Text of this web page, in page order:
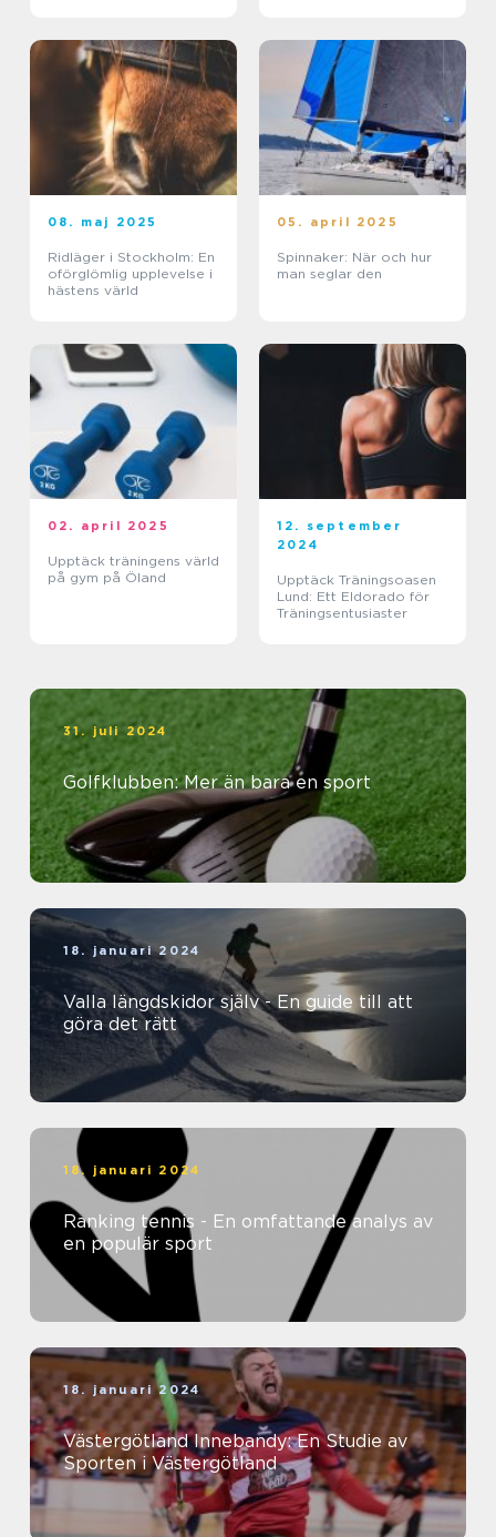
08. maj 2025
Ridläger i Stockholm: En
oförglömlig upplevelse i
hästens värld
05. april 2025
Spinnaker: När och hur
man seglar den
02. april 2025
Upptäck träningens värld
på gym på Öland
12. september
2024
Upptäck Träningsoasen
Lund: Ett Eldorado för
Träningsentusiaster
31. juli 2024
Golfklubben: Mer än bara en sport
18. januari 2024
Valla längdskidor själv - En guide till att
göra det rätt
18. januari 2024
Ranking tennis - En omfattande analys av
en populär sport
18. januari 2024
Västergötland Innebandy: En Studie av
Sporten i Västergötland